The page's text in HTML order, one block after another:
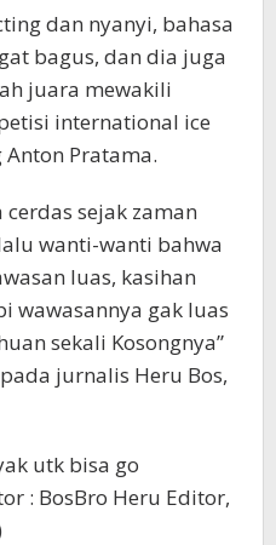
dan nyanyi, bahasa
bagus, dan dia juga
juara mewakili
international ice
Pratama.
cerdas sejak zaman
wanti-wanti bahwa
luas, kasihan
wawasannya gak luas
sekali Kosongnya”
jurnalis Heru Bos,
utk bisa go
: BosBro Heru Editor,